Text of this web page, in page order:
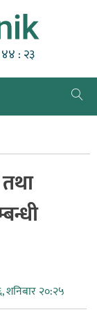
: २३
शनिबार २०:२५